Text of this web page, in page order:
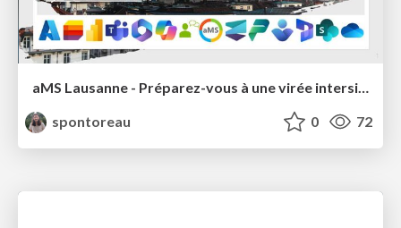
aMS Lausanne - Préparez-vous à une virée intersidérale avec Azure Cosmos DB 🧑‍🚀
spontoreau
0 72